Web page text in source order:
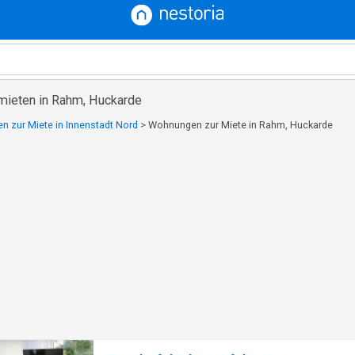
in Rahm, Huckarde
zur Miete in Innenstadt Nord > Wohnungen zur Miete in Rahm, Huckarde